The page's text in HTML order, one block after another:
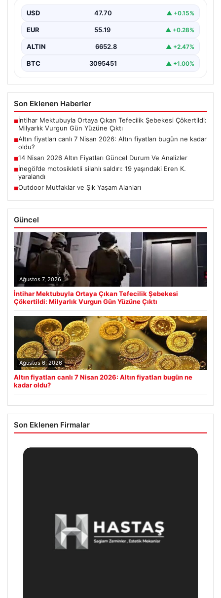
USD 47.70 ▲ +0.15%
EUR 55.19 ▲ +0.28%
ALTIN 6652.8 ▲ +2.47%
BTC 3095451 ▲ +1.00%
Son Eklenen Haberler
■İntihar Mektubuyla Ortaya Çıkan Tefecilik Şebekesi Çökertildi:
Milyarlık Vurgun Gün Yüzüne Çıktı
■Altın fiyatları canlı 7 Nisan 2026: Altın fiyatları bugün ne kadar
oldu?
■14 Nisan 2026 Altın Fiyatları Güncel Durum Ve Analizler
■İnegöl’de motosikletli silahlı saldırı: 19 yaşındaki Eren K.
yaralandı
■Outdoor Mutfaklar ve Şık Yaşam Alanları
Güncel
Ağustos 7, 2026
İntihar Mektubuyla Ortaya Çıkan Tefecilik Şebekesi
Çökertildi: Milyarlık Vurgun Gün Yüzüne Çıktı
Ağustos 6, 2026
Altın fiyatları canlı 7 Nisan 2026: Altın fiyatları bugün ne
kadar oldu?
Son Eklenen Firmalar